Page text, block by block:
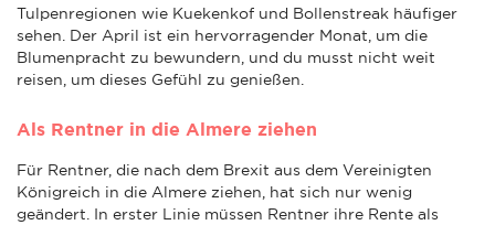
Tulpenregionen wie Kuekenkof und Bollenstreak häufiger
sehen. Der April ist ein hervorragender Monat, um die
Blumenpracht zu bewundern, und du musst nicht weit
reisen, um dieses Gefühl zu genießen.
Als Rentner in die Almere ziehen
Für Rentner, die nach dem Brexit aus dem Vereinigten
Königreich in die Almere ziehen, hat sich nur wenig
geändert. In erster Linie müssen Rentner ihre Rente als